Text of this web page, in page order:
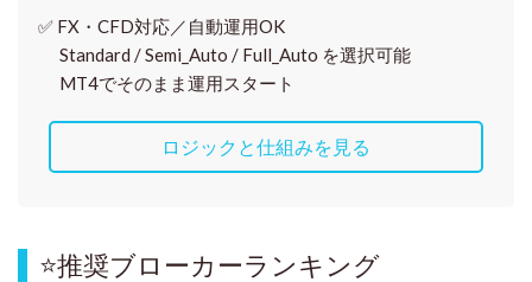
✅ FX・CFD対応／自動運用OK
Standard / Semi_Auto / Full_Auto を選択可能
MT4でそのまま運用スタート
ロジックと仕組みを見る
⭐推奨ブローカーランキング